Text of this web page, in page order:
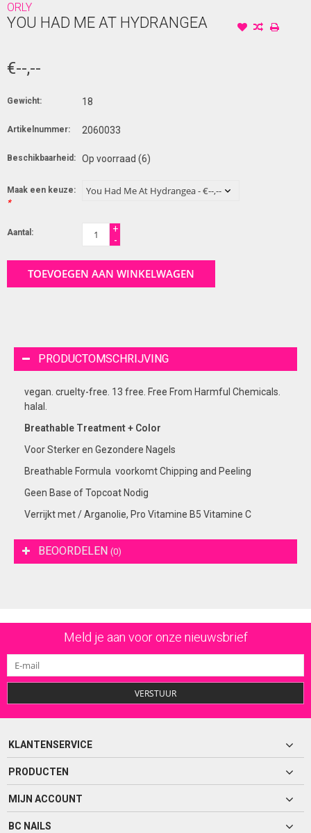
ORLY
YOU HAD ME AT HYDRANGEA
€--,--
Gewicht: 18
Artikelnummer: 2060033
Beschikbaarheid: Op voorraad (6)
Maak een keuze:
*
Aantal:
+
-
TOEVOEGEN AAN WINKELWAGEN
PRODUCTOMSCHRIJVING
vegan. cruelty-free. 13 free. Free From Harmful Chemicals.
halal.
Breathable Treatment + Color
Voor Sterker en Gezondere Nagels
Breathable Formula voorkomt Chipping and Peeling
Geen Base of Topcoat Nodig
Verrijkt met / Arganolie, Pro Vitamine B5 Vitamine C
BEOORDELEN (0)
Meld je aan voor onze nieuwsbrief
VERSTUUR
KLANTENSERVICE
PRODUCTEN
MIJN ACCOUNT
BC NAILS